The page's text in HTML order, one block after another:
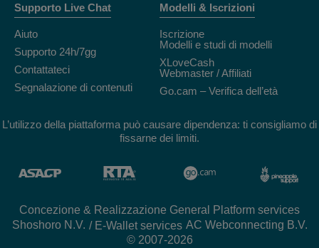
Supporto Live Chat
Aiuto
Supporto 24h/7gg
Contattateci
Segnalazione di contenuti
Modelli & Iscrizioni
Iscrizione
Modelli e studi di modelli
XLoveCash
Webmaster / Affiliati
Go.cam – Verifica dell’età
L’utilizzo della piattaforma può causare dipendenza: ti consigliamo di
fissarne dei limiti.
Concezione & Realizzazione General Platform services
/ E-Wallet services
© 2007-2026